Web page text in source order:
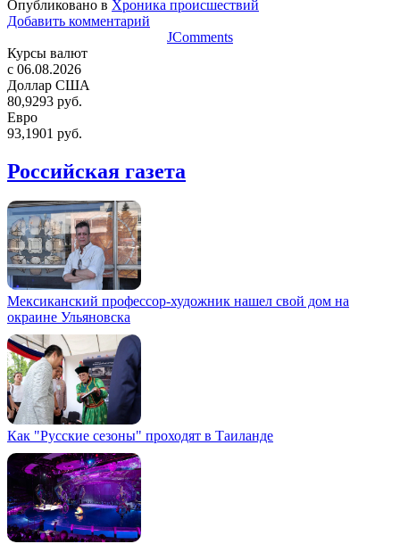
Опубликовано в Хроника происшествий
Добавить комментарий
JComments
Курсы валют
c 06.08.2026
Доллар США
80,9293 руб.
Евро
93,1901 руб.
Российская газета
Мексиканский профессор-художник нашел свой дом на
окраине Ульяновска
Как "Русские сезоны" проходят в Таиланде